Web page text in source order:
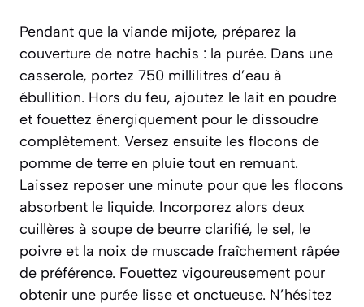
Pendant que la viande mijote, préparez la
couverture de notre hachis : la purée. Dans une
casserole, portez 750 millilitres d’eau à
ébullition. Hors du feu, ajoutez le lait en poudre
et fouettez énergiquement pour le dissoudre
complètement. Versez ensuite les flocons de
pomme de terre en pluie tout en remuant.
Laissez reposer une minute pour que les flocons
absorbent le liquide. Incorporez alors deux
cuillères à soupe de beurre clarifié, le sel, le
poivre et la noix de muscade fraîchement râpée
de préférence. Fouettez vigoureusement pour
obtenir une purée lisse et onctueuse. N’hésitez